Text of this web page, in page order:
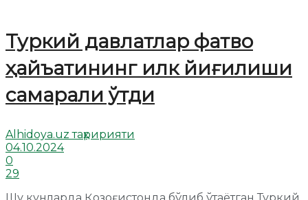
Туркий давлатлар фатво
ҳайъатининг илк йиғилиши
самарали ўтди
Alhidoya.uz таҳририяти
04.10.2024
0
29